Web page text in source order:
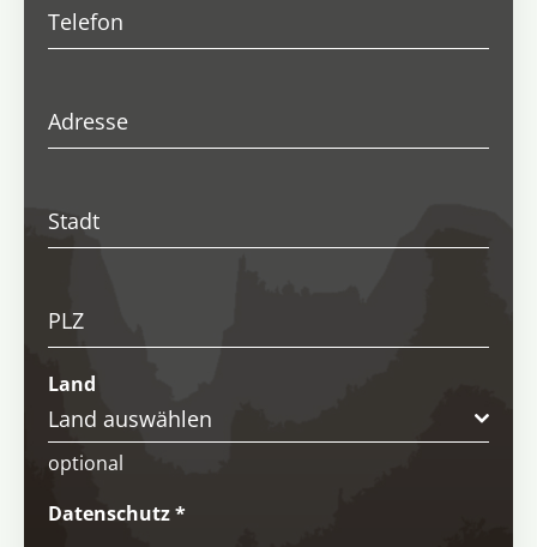
Telefon
Adresse
Stadt
PLZ
Land
Land auswählen
optional
Datenschutz*